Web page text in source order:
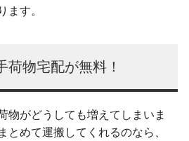
ます。
荷物宅配が無料！
物がどうしても増えてしまいま
とめて運搬してくれるのなら、